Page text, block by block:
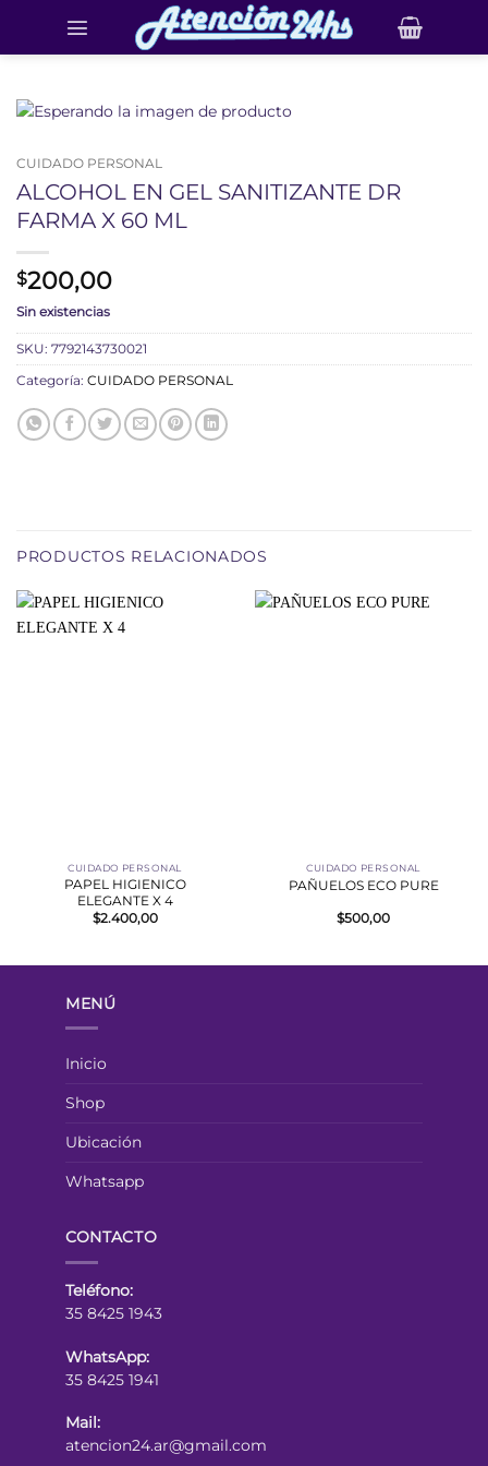
contenido
CUIDADO PERSONAL
ALCOHOL EN GEL SANITIZANTE DR
FARMA X 60 ML
$200,00
Sin existencias
SKU: 7792143730021
Categoría: CUIDADO PERSONAL
PRODUCTOS RELACIONADOS
CUIDADO PERSONAL
PAPEL HIGIENICO
ELEGANTE X 4
$2.400,00
CUIDADO PERSONAL
PAÑUELOS ECO PURE
$500,00
MENÚ
Inicio
Shop
Ubicación
Whatsapp
CONTACTO
Teléfono:
35 8425 1943
WhatsApp:
35 8425 1941
Mail:
atencion24.ar@gmail.com